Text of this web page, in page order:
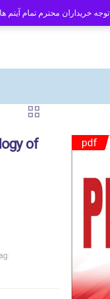
info@caspianbook.com
pdf
of